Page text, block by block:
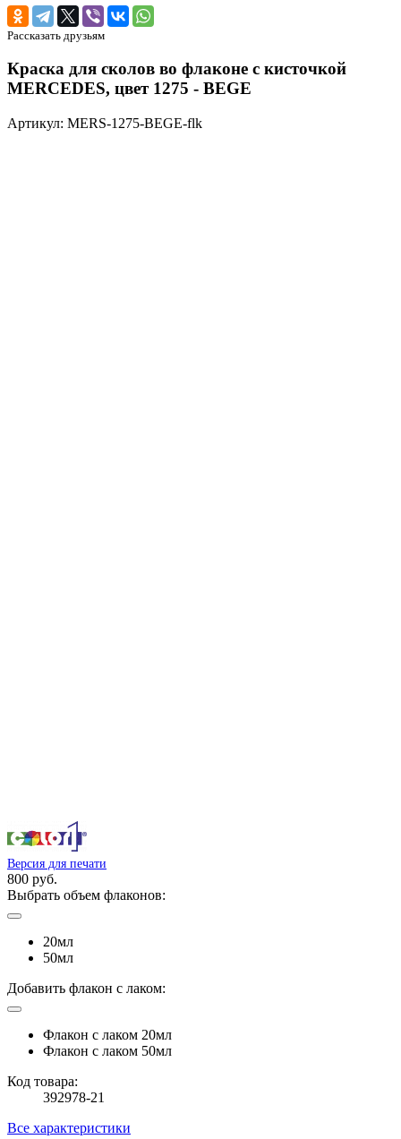
Рассказать друзьям
Краска для сколов во флаконе с кисточкой
MERCEDES, цвет 1275 - BEGE
Артикул: MERS-1275-BEGE-flk
Версия для печати
800 руб.
Выбрать объем флаконов:
20мл
50мл
Добавить флакон с лаком:
Флакон с лаком 20мл
Флакон с лаком 50мл
Код товара:
392978-21
Все характеристики